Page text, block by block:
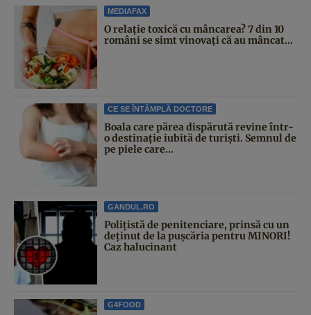
MEDIAFAX
O relație toxică cu mâncarea? 7 din 10
români se simt vinovați că au mâncat...
CE SE ÎNTÂMPLĂ DOCTORE
Boala care părea dispărută revine într-
o destinație iubită de turiști. Semnul de
pe piele care...
GANDUL.RO
Polițistă de penitenciare, prinsă cu un
deținut de la pușcăria pentru MINORI!
Caz halucinant
G4FOOD